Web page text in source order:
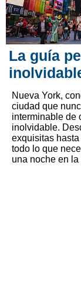
La guía
Nueva York,
ciudad que
interminable de
inolvidable.
exquisitas
todo lo que
una noche en